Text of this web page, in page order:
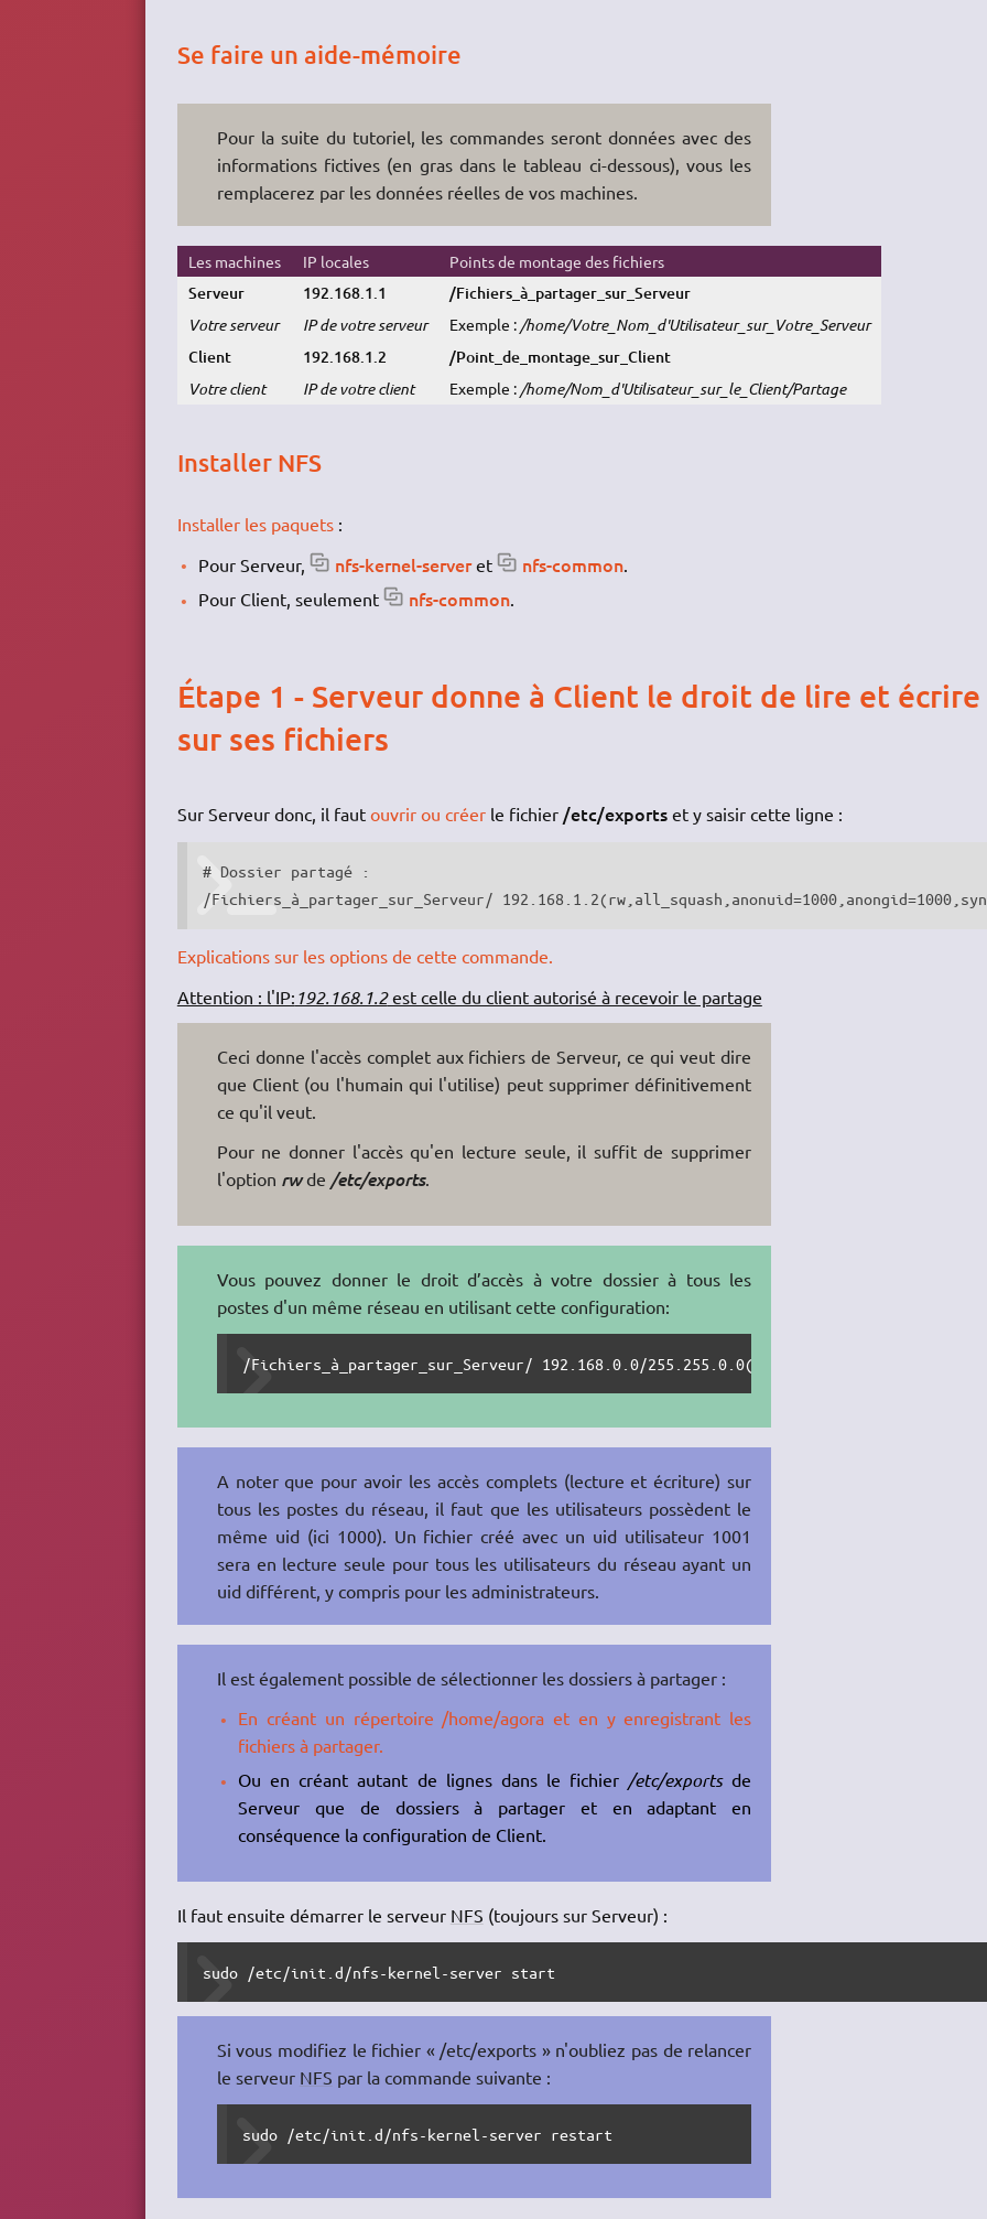
Se faire un aide-mémoire
Pour la suite du tutoriel, les commandes seront données avec des
informations fictives (en gras dans le tableau ci-dessous), vous les
remplacerez par les données réelles de vos machines.
Les machines IP locales Points de montage des fichiers
Serveur 192.168.1.1
/Fichiers_à_partager_sur_Serveur
Votre serveur
IP de votre serveur Exemple : /home/Votre_Nom_d'Utilisateur_sur_Votre_Serveur
Client
192.168.1.2
/Point_de_montage_sur_Client
Votre client
IP de votre client Exemple : /home/Nom_d'Utilisateur_sur_le_Client/Partage
Installer NFS
Installer les paquets:
Pour Serveur,
nfs-kernel-serveret nfs-common.
Pour Client, seulement
nfs-common.
Étape 1 - Serveur donne à Client le droit de lire et écrire
sur ses fichiers
Sur Serveur donc, il faut ouvrir ou créerle fichier /etc/exportset y saisir cette ligne :
# Dossier partagé :
/Fichiers_à_partager_sur_Serveur/
Explications sur les options de cette commande.
Attention : l'IP: 192.168.1.2est celle du client autorisé à recevoir le partage
Ceci donne l'accès complet aux fichiers de Serveur, ce qui veut dire
que Client (ou l'humain qui l'utilise) peut supprimer définitivement
ce qu'il veut.
Pour ne donner l'accès qu'en lecture seule, il suffit de supprimer
l'option rwde /etc/exports.
Vous pouvez donner le droit d’accès à votre dossier à tous les
postes d'un même réseau en utilisant cette configuration:
/Fichiers_à_partager_sur_Serveur/ 192.168.0.0/
A noter que pour avoir les accès complets (lecture et écriture) sur
tous les postes du réseau, il faut que les utilisateurs possèdent le
même uid (ici 1000). Un fichier créé avec un uid utilisateur 1001
sera en lecture seule pour tous les utilisateurs du réseau ayant un
uid différent, y compris pour les administrateurs.
Il est également possible de sélectionner les dossiers à partager :
En créant un répertoire /home/agora et en y enregistrant les
fichiers à partager.
Ou en créant autant de lignes dans le fichier /etc/exportsde
Serveur que de dossiers à partager et en adaptant en
conséquence la configuration de Client.
Il faut ensuite démarrer le serveur NFS (toujours sur Serveur) :
sudo /etc/init.d/nfs-kernel-server start
Si vous modifiez le fichier « /etc/exports » n'oubliez pas de relancer
le serveur NFS par la commande suivante :
sudo /etc/init.d/nfs-kernel-server restart